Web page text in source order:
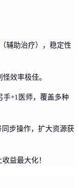
辅助治疗），稳定性
效率极佳。
手+1医师，覆盖多种
步操作，扩大资源获